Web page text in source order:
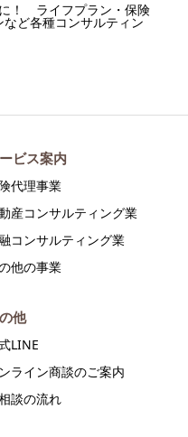
！ ライフプラン・保険
ど各種コンサルティン
ビス案内
代理事業
産コンサルティング業
コンサルティング業
他の事業
他
LINE
ライン商談のご案内
談の流れ